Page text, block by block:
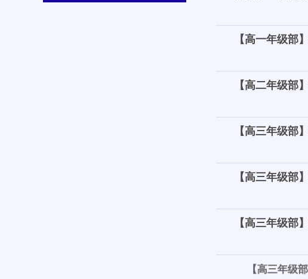
【高一年级部
【高二年级部
【高三年级部
【高三年级部
【高三年级部
【高三年级部